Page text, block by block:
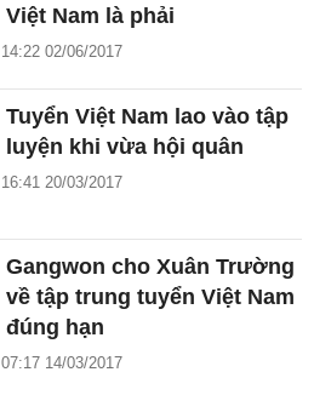
Việt Nam là phải
14:22 02/06/2017
Tuyển Việt Nam lao vào tập
luyện khi vừa hội quân
16:41 20/03/2017
Gangwon cho Xuân Trường
về tập trung tuyển Việt Nam
đúng hạn
07:17 14/03/2017